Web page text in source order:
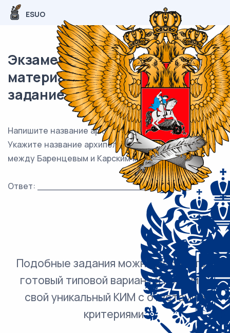
ESUO
Экзаменационный (типовой)
материал ОГЭ / География / 02
задание / 48
Напишите название архипелага.
Укажите название архипелага, который лежит
между Баренцевым и Карским морями.
Ответ: ___________________________.
Подобные задания можно добавить в
готовый типовой вариант и получить
свой уникальный КИМ с ответами и
критериями.